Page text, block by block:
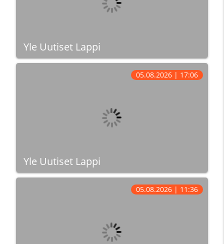
Yle Uutiset Lappi
Yle Uutiset Lappi
05.08.2026 | 17:06
05.08.2026 | 11:36